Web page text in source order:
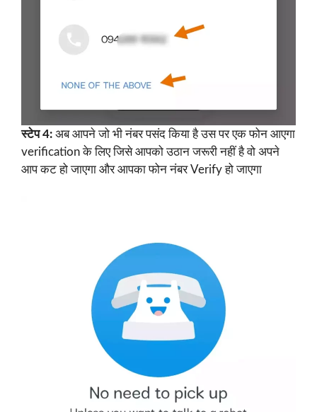
स्टेप 4: अब आपने जो भी नंबर पसंद किया है उस पर एक फोन आएगा
verification के लिए जिसे आपको उठान जरूरी नहीं है वो अपने
आप कट हो जाएगा और आपका फोन नंबर Verify हो जाएगा